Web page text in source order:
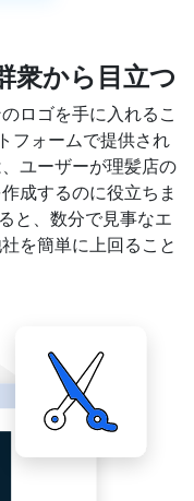
衆から目立つ
ロゴを手に入れるこ
フォームで提供され
ユーザーが理髪店の
成するのに役立ちま
と、数分で見事なエ
を簡単に上回ること